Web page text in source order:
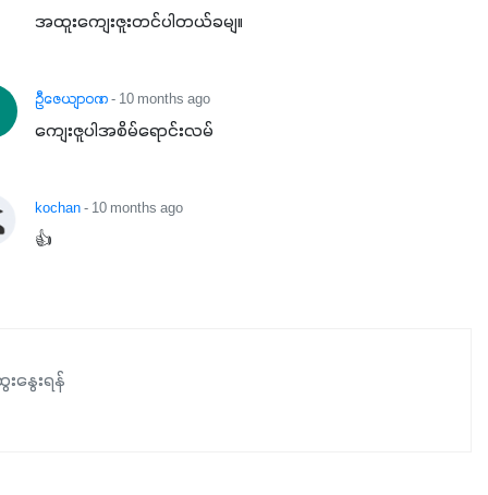
အထူးကျေးဇူးတင်ပါတယ်ခမျ။
ဦဇေယျာဝဏ- 10 months ago
ကျေးဇူပါအစိမ်ရောင်းလမ်
kochan- 10 months ago
👍
နွေးရန်